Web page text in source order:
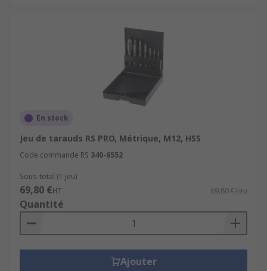
En stock
Jeu de tarauds RS PRO, Métrique, M12, HSS
Code commande RS 340-6552
Sous-total (1 jeu)
69,80 €HT 69,80 €/jeu
Quantité
Ajouter